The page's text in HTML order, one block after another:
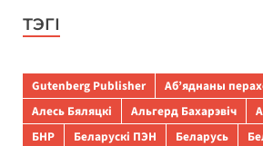
ТЭГІ
Gutenberg Publisher
Аб’яднаны
Алесь Бяляцкі
Альгерд Бахарэвіч
БНР
Беларускі ПЭН Беларусь